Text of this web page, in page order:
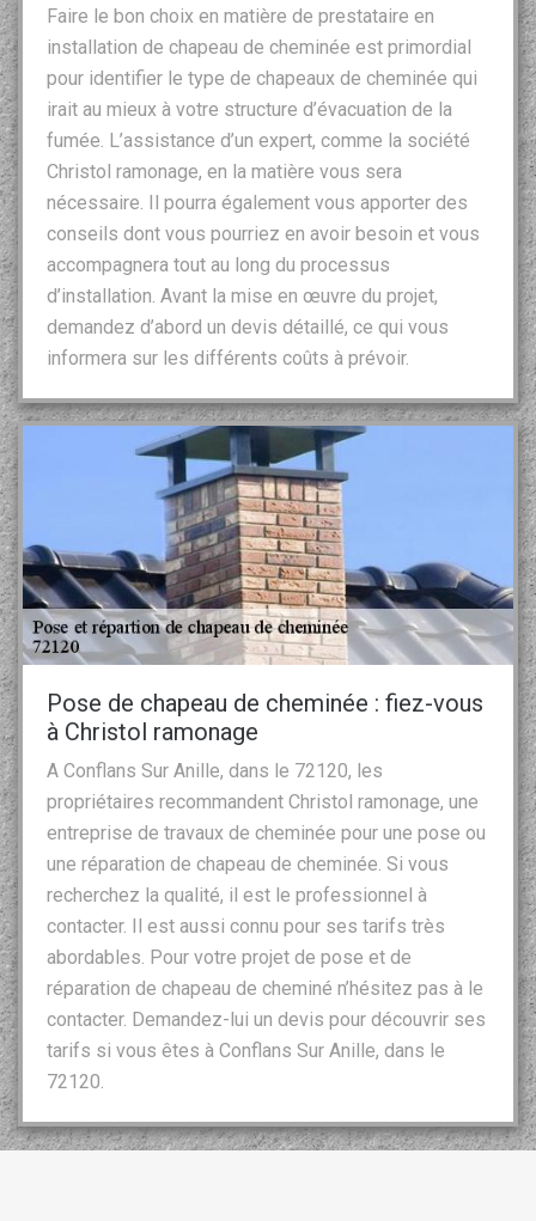
Faire le bon choix en matière de prestataire en
installation de chapeau de cheminée est primordial
pour identifier le type de chapeaux de cheminée qui
irait au mieux à votre structure d’évacuation de la
fumée. L’assistance d’un expert, comme la société
Christol ramonage, en la matière vous sera
nécessaire. Il pourra également vous apporter des
conseils dont vous pourriez en avoir besoin et vous
accompagnera tout au long du processus
d’installation. Avant la mise en œuvre du projet,
demandez d’abord un devis détaillé, ce qui vous
informera sur les différents coûts à prévoir.
Pose de chapeau de cheminée : fiez-vous
à Christol ramonage
A Conflans Sur Anille, dans le 72120, les
propriétaires recommandent Christol ramonage, une
entreprise de travaux de cheminée pour une pose ou
une réparation de chapeau de cheminée. Si vous
recherchez la qualité, il est le professionnel à
contacter. Il est aussi connu pour ses tarifs très
abordables. Pour votre projet de pose et de
réparation de chapeau de cheminé n’hésitez pas à le
contacter. Demandez-lui un devis pour découvrir ses
tarifs si vous êtes à Conflans Sur Anille, dans le
72120.